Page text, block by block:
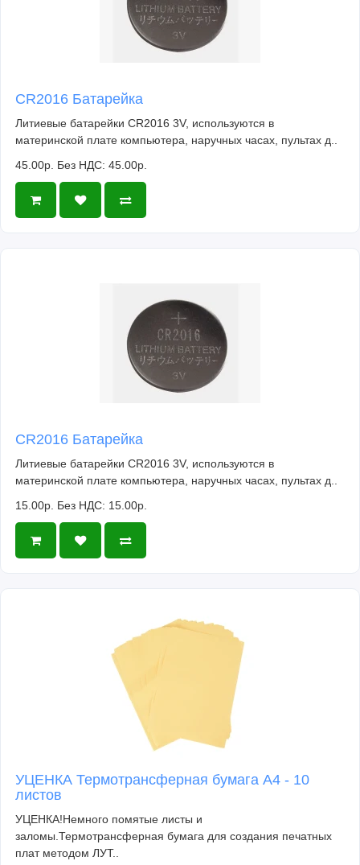
CR2016 Батарейка
Литиевые батарейки CR2016 3V, используются в
материнской плате компьютера, наручных часах, пультах д..
45.00р. Без НДС: 45.00р.
CR2016 Батарейка
Литиевые батарейки CR2016 3V, используются в
материнской плате компьютера, наручных часах, пультах д..
15.00р. Без НДС: 15.00р.
УЦЕНКА Термотрансферная бумага А4 - 10
листов
УЦЕНКА!Немного помятые листы и
заломы.Термотрансферная бумага для создания печатных
плат методом ЛУТ..